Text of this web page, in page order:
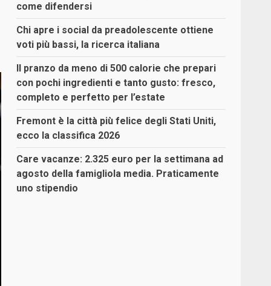
come difendersi
Chi apre i social da preadolescente ottiene
voti più bassi, la ricerca italiana
Il pranzo da meno di 500 calorie che prepari
con pochi ingredienti e tanto gusto: fresco,
completo e perfetto per l’estate
Fremont è la città più felice degli Stati Uniti,
ecco la classifica 2026
Care vacanze: 2.325 euro per la settimana ad
agosto della famigliola media. Praticamente
uno stipendio